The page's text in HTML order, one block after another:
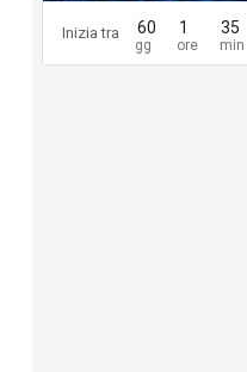
Inizia tra 60 1 35